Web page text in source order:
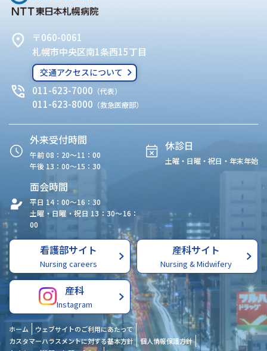
〒060-0061
札幌市中央区南1条西15丁目
交通アクセスについて
011-623-7000 （代表）
011-623-8000 （救急医療部）
外来受付時間
午前 08：20〜11：00
午後 13：00〜15：30
休診日
土曜・日曜・祝日・年末年始
面会時間
平日 14：00〜16：30
土曜・日曜・祝日 13：30〜16：
00
看護部サイト
Nursing careers
産科サイト
Nursing & Midwifery
産科
Instagram
ホーム
ウェブサイトのご利用にあたって
カスタマーハラスメントに対する基本方針
個人情報保護方針